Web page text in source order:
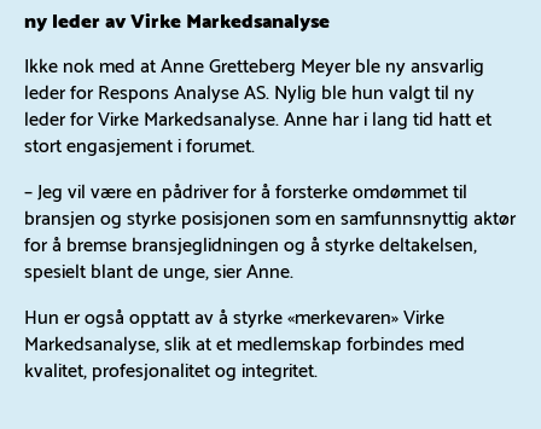
ny leder av Virke Markedsanalyse
Ikke nok med at Anne Gretteberg Meyer ble ny ansvarlig
leder for Respons Analyse AS. Nylig ble hun valgt til ny
leder for Virke Markedsanalyse. Anne har i lang tid hatt et
stort engasjement i forumet.
– Jeg vil være en pådriver for å forsterke omdømmet til
bransjen og styrke posisjonen som en samfunnsnyttig aktør
for å bremse bransjeglidningen og å styrke deltakelsen,
spesielt blant de unge, sier Anne.
Hun er også opptatt av å styrke «merkevaren» Virke
Markedsanalyse, slik at et medlemskap forbindes med
kvalitet, profesjonalitet og integritet.